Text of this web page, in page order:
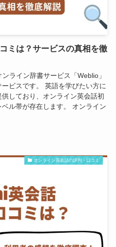
ミは？サービスの真相を徹
ライン辞書サービス「Weblio」
ビスです。 英語を学びたい方に
しており、オンライン英会話初
ル帯が存在します。 オンライン
オンライン英会話の評判・口コミ